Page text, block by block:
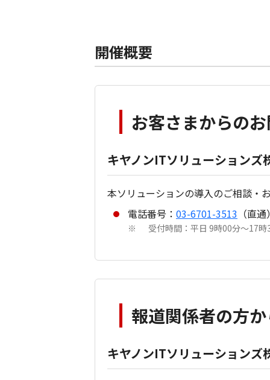
開催概要
お客さまからの
キヤノンITソリューション
本ソリューションの導入のご相談・
電話番号： 03-6701-3513 （直
※ 受付時間：平日 9時00分～17
報道関係者の方
キヤノンITソリューション